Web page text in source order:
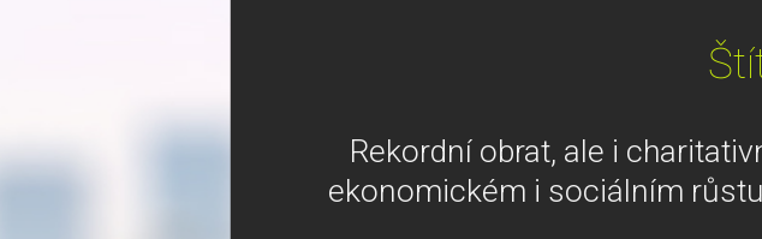
Rekordní obrat, ale i
ekonomickém i sociálním